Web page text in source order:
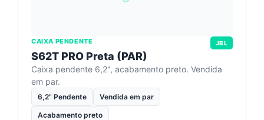
CAIXA PENDENTE JBL
S62T PRO Preta (PAR)
Caixa pendente 6,2", acabamento preto. Vendida
em par.
6,2" Pendente Vendida em par
Acabamento preto